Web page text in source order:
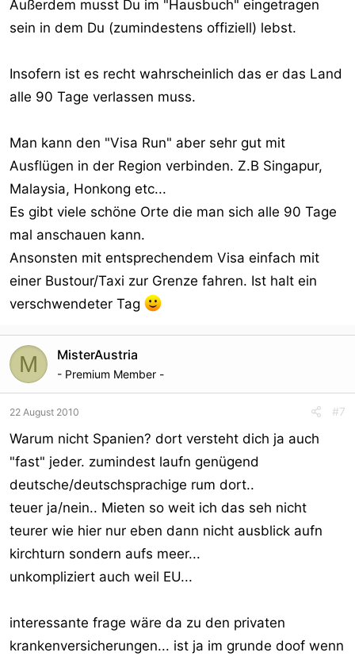
Außerdem musst Du im "Hausbuch" eingetragen
sein in dem Du (zumindestens offiziell) lebst.
Insofern ist es recht wahrscheinlich das er das Land
alle 90 Tage verlassen muss.
Man kann den "Visa Run" aber sehr gut mit
Ausflügen in der Region verbinden. Z.B Singapur,
Malaysia, Honkong etc...
Es gibt viele schöne Orte die man sich alle 90 Tage
mal anschauen kann.
Ansonsten mit entsprechendem Visa einfach mit
einer Bustour/Taxi zur Grenze fahren. Ist halt ein
verschwendeter Tag
M MisterAustria
- Premium Member -
22 August 2010 #7
Warum nicht Spanien? dort versteht dich ja auch
"fast" jeder. zumindest laufn genügend
deutsche/deutschsprachige rum dort..
teuer ja/nein.. Mieten so weit ich das seh nicht
teurer wie hier nur eben dann nicht ausblick aufn
kirchturn sondern aufs meer...
unkompliziert auch weil EU...
interessante frage wäre da zu den privaten
krankenversicherungen... ist ja im grunde doof wenn